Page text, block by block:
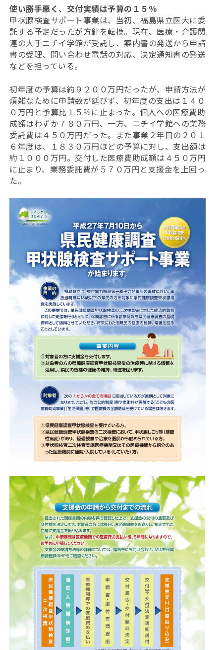
使い勝手悪く、交付実績は予算の１５％
甲状腺検査サポート事業は、当初、福島県立医大に委
託する予定だったが方針を転換。現在、医療・介護関
連の大手ニチイ学館が受託し、案内書の発送から申請
書の受理、問い合わせ電話の対応、決定通知書の発送
などを担っている。
初年度の予算は約９２００万円だったが、申請方法が
煩雑なために申請数が延びず、初年度の支出は１４０
０万円と予算比１５％に止まった。個人への医療費助
成額はわずか７８０万円、一方、ニチイ学館への業務
委託費は４５０万円だった。また事業２年目の２０１
６年度は、１８３０万円ほどの予算に対し、支出額は
約１０００万円。交付した医療費助成額は４５０万円
に止まり、業務委託費が５７０万円と支援金を上回っ
た。